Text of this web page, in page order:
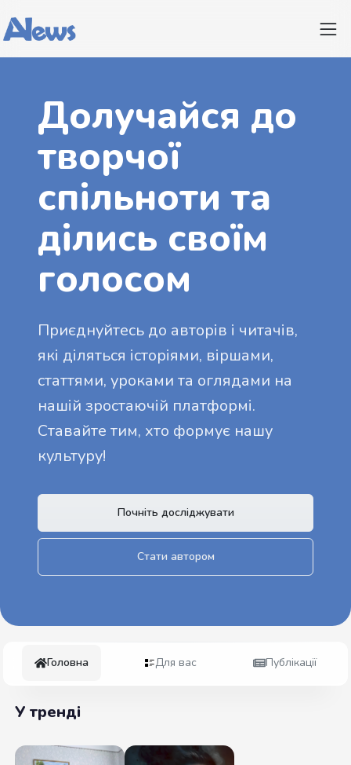
Долучайся до
творчої
спільноти та
ділись своїм
голосом
Приєднуйтесь до авторів і читачів,
які діляться історіями, віршами,
статтями, уроками та оглядами на
нашій зростаючій платформі.
Ставайте тим, хто формує нашу
культуру!
Почніть досліджувати
Стати автором
Головна Для вас Публікації
У тренді